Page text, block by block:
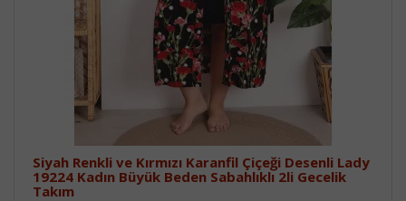
Siyah Renkli ve Kırmızı Karanfil Çiçeği Desenli Lady
19224 Kadın Büyük Beden Sabahlıklı 2li Gecelik
Takım